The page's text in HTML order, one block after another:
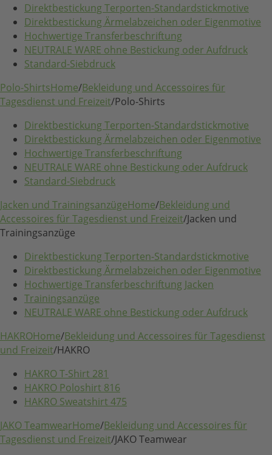
Direktbestickung Terporten-Standardstickmotive
Direktbestickung Ärmelabzeichen oder Eigenmotive
Hochwertige Transferbeschriftung
NEUTRALE WARE ohne Bestickung oder Aufdruck
Standard-Siebdruck
Polo-ShirtsHome/Bekleidung und Accessoires für
Tagesdienst und Freizeit/Polo-Shirts
Direktbestickung Terporten-Standardstickmotive
Direktbestickung Ärmelabzeichen oder Eigenmotive
Hochwertige Transferbeschriftung
NEUTRALE WARE ohne Bestickung oder Aufdruck
Standard-Siebdruck
Jacken und TrainingsanzügeHome/Bekleidung und
Accessoires für Tagesdienst und Freizeit/Jacken und
Trainingsanzüge
Direktbestickung Terporten-Standardstickmotive
Direktbestickung Ärmelabzeichen oder Eigenmotive
Hochwertige Transferbeschriftung Jacken
Trainingsanzüge
NEUTRALE WARE ohne Bestickung oder Aufdruck
HAKROHome/Bekleidung und Accessoires für Tagesdienst
und Freizeit/HAKRO
HAKRO T-Shirt 281
HAKRO Poloshirt 816
HAKRO Sweatshirt 475
JAKO TeamwearHome/Bekleidung und Accessoires für
Tagesdienst und Freizeit/JAKO Teamwear